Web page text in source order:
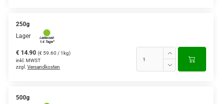
250g
Lager
€ 14.90 (€ 59.60 / 1kg)
inkl. MWST
zzgl. Versandkosten
500g